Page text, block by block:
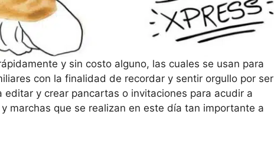
y sin costo alguno, las cuales se usan para
con la finalidad de recordar y sentir orgullo por ser
editar y crear pancartas o invitaciones para acudir a
marchas que se realizan en este día tan importante a